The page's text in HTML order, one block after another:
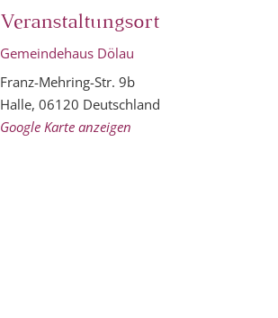
Veranstaltungsort
Gemeindehaus Dölau
Franz-Mehring-Str. 9b
Halle, 06120 Deutschland
Google Karte anzeigen